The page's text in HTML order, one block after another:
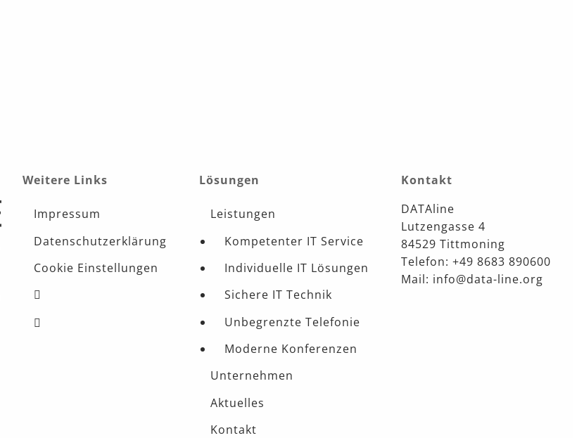
Weitere Links
Impressum
Datenschutzerklärung
Cookie Einstellungen
Lösungen
Leistungen
Kompetenter IT Service
Individuelle IT Lösungen
Sichere IT Technik
Unbegrenzte Telefonie
Moderne Konferenzen
Unternehmen
Aktuelles
Kontakt
Kontakt
DATAline
Lutzengasse 4
84529 Tittmoning
Telefon: +49 8683 890600
Mail: info@data-line.org